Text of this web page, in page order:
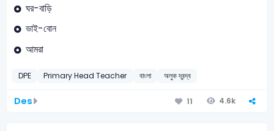
ঘর-বাড়ি
ভাই-বোন
আমরা
DPE Primary Head Teacher বাংলা অলুক দ্বন্দ্ব
Des 11 4.6k